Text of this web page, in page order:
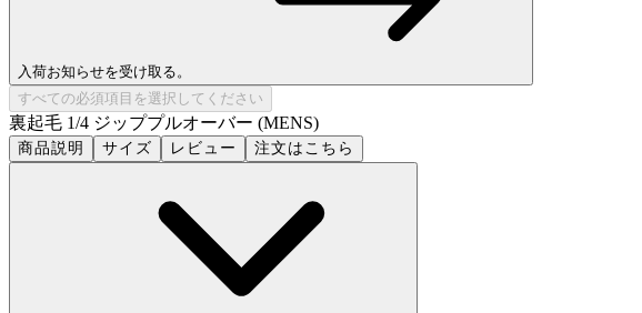
入荷お知らせを受け取る。
すべての必須項目を選択してください
裏起毛 1/4 ジッププルオーバー (MENS)
商品説明 サイズ レビュー 注文はこちら